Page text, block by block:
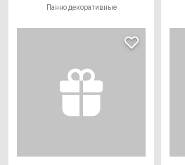
Панно декоративные